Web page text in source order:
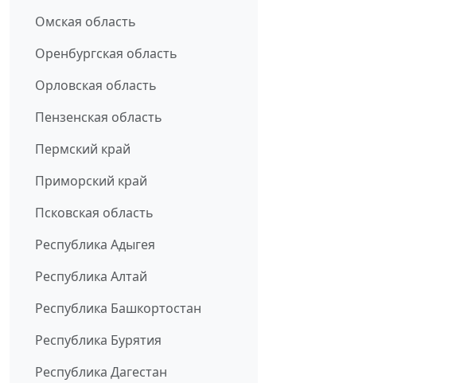
Омская область
Оренбургская область
Орловская область
Пензенская область
Пермский край
Приморский край
Псковская область
Республика Адыгея
Республика Алтай
Республика Башкортостан
Республика Бурятия
Республика Дагестан